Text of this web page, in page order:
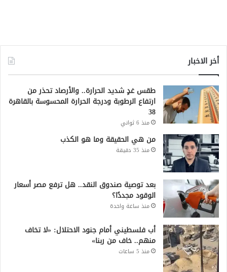
أخر الاخبار
طقس غدٍ شديد الحرارة.. والأرصاد تحذر من
ارتفاع الرطوبة ودرجة الحرارة المحسوسة بالقاهرة
38
منذ 6 ثواني
من هي الحقيقة وما هو الكذب
منذ 35 دقيقة
بعد توصية صندوق النقد.. هل ترفع مصر أسعار
الوقود مجددًا؟
منذ ساعة واحدة
أب فلسطيني أمام جنود الاحتلال: «لا تخاف
منهم.. خاف من ربنا»
منذ 5 ساعات